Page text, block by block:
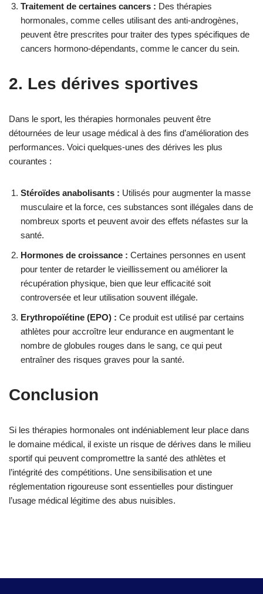
Traitement de certaines cancers : Des thérapies
hormonales, comme celles utilisant des anti-androgènes,
peuvent être prescrites pour traiter des types spécifiques de
cancers hormono-dépendants, comme le cancer du sein.
2. Les dérives sportives
Dans le sport, les thérapies hormonales peuvent être
détournées de leur usage médical à des fins d’amélioration des
performances. Voici quelques-unes des dérives les plus
courantes :
Stéroïdes anabolisants : Utilisés pour augmenter la masse
musculaire et la force, ces substances sont illégales dans de
nombreux sports et peuvent avoir des effets néfastes sur la
santé.
Hormones de croissance : Certaines personnes en usent
pour tenter de retarder le vieillissement ou améliorer la
récupération physique, bien que leur efficacité soit
controversée et leur utilisation souvent illégale.
Erythropoïétine (EPO) : Ce produit est utilisé par certains
athlètes pour accroître leur endurance en augmentant le
nombre de globules rouges dans le sang, ce qui peut
entraîner des risques graves pour la santé.
Conclusion
Si les thérapies hormonales ont indéniablement leur place dans
le domaine médical, il existe un risque de dérives dans le milieu
sportif qui peuvent compromettre la santé des athlètes et
l’intégrité des compétitions. Une sensibilisation et une
réglementation rigoureuse sont essentielles pour distinguer
l’usage médical légitime des abus nuisibles.